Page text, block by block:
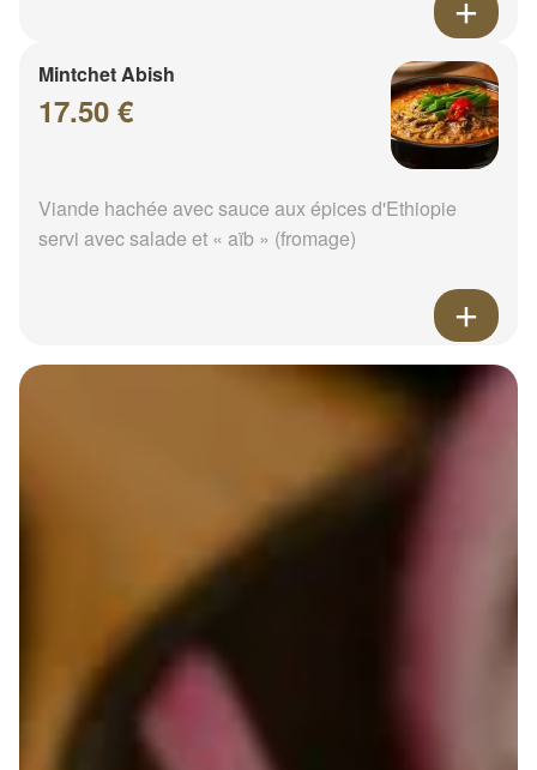
Mintchet Abish
17.50 €
Viande hachée avec sauce aux épices d'Ethiopie
servi avec salade et « aïb » (fromage)